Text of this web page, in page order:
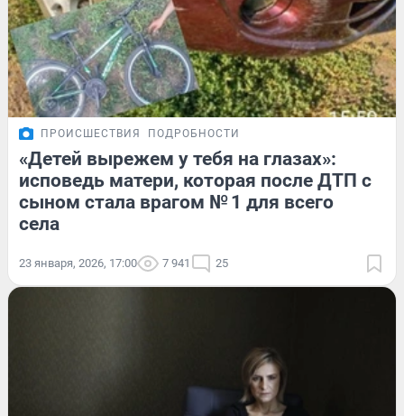
ПРОИСШЕСТВИЯ ПОДРОБНОСТИ
«Детей вырежем у тебя на глазах»:
исповедь матери, которая после ДТП с
сыном стала врагом № 1 для всего
села
23 января, 2026, 17:00 7 941 25